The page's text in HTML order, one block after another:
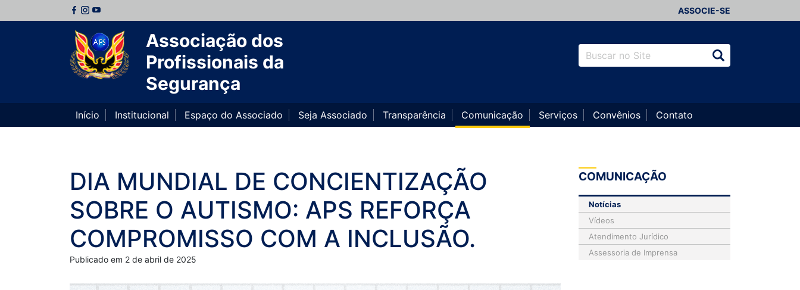
ASSOCIE-SE
Associação dos
Profissionais da
Segurança
Início Institucional Espaço do Associado Seja Associado Transparência Comunicação Serviços Convênios Contato
DIA MUNDIAL DE CONCIENTIZAÇÃO
SOBRE O AUTISMO: APS REFORÇA
COMPROMISSO COM A INCLUSÃO.
Publicado em 2 de abril de 2025
COMUNICAÇÃO
Notícias
Vídeos
Atendimento Jurídico
Assessoria de Imprensa